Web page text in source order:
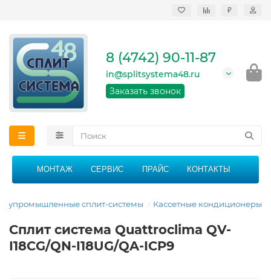
₽
кондиционеров в
области
График работы: 9:00 -
21:00 без перерыва и
8 (4742) 90-11-87
in@splitsystema48.ru
Заказать звонок
МОНТАЖ СЕРВИС ПРАЙС КОНТАКТЫ
сплит-системы Кассетные кондиционеры
Сплит система Quattroclima QV-
I18CG/QN-I18UG/QA-ICP9